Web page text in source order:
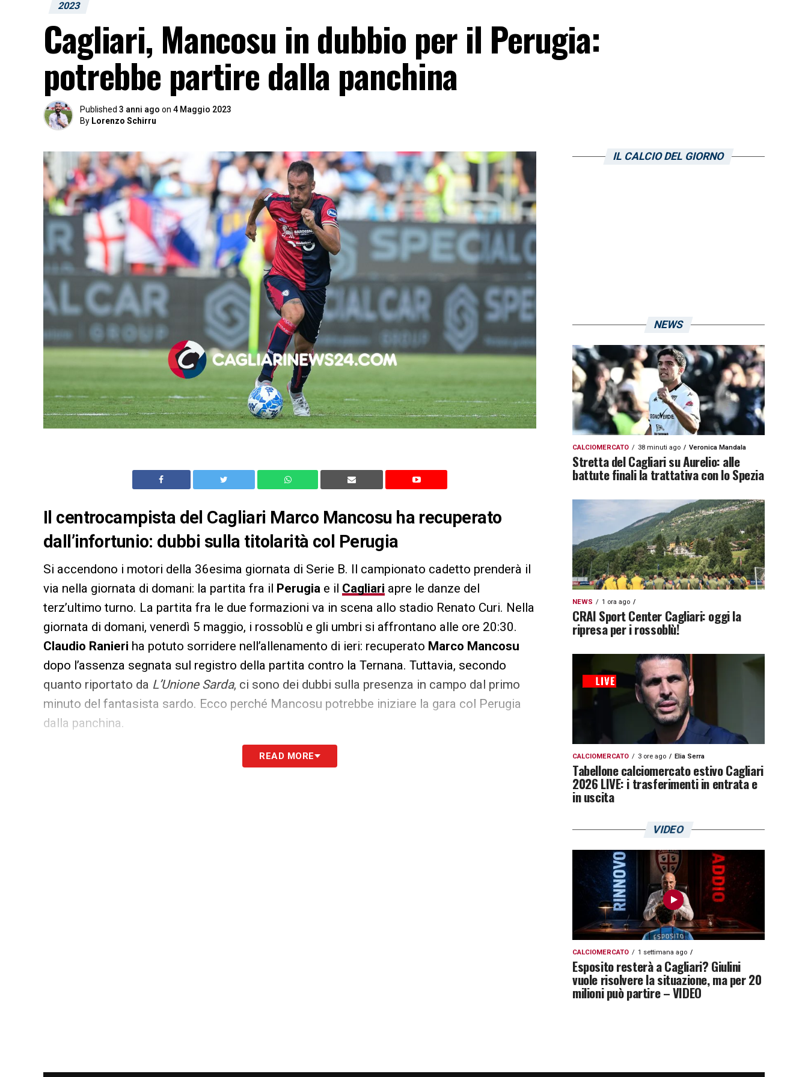
2023
Cagliari, Mancosu in dubbio per il Perugia:
potrebbe partire dalla panchina
Published 3 anni ago on 4 Maggio 2023
By Lorenzo Schirru
Il centrocampista del Cagliari Marco Mancosu ha recuperato
dall’infortunio: dubbi sulla titolarità col Perugia
Si accendono i motori della 36esima giornata di Serie B. Il campionato cadetto prenderà il
via nella giornata di domani: la partita fra il Perugia e il Cagliari apre le danze del
terz’ultimo turno. La partita fra le due formazioni va in scena allo stadio Renato Curi. Nella
giornata di domani, venerdì 5 maggio, i rossoblù e gli umbri si affrontano alle ore 20:30.
Claudio Ranieri ha potuto sorridere nell’allenamento di ieri: recuperato Marco Mancosu
dopo l’assenza segnata sul registro della partita contro la Ternana. Tuttavia, secondo
quanto riportato da L’Unione Sarda, ci sono dei dubbi sulla presenza in campo dal primo
minuto del fantasista sardo. Ecco perché Mancosu potrebbe iniziare la gara col Perugia
dalla panchina.
LA PLAYLIST DELLE NOSTRE TOP NEWSREAD MORE
IL CALCIO DEL GIORNO
NEWS
CALCIOMERCATO 38 minuti ago Veronica Mandala
Stretta del Cagliari su Aurelio: alle
battute finali la trattativa con lo Spezia
NEWS 1 ora ago
CRAI Sport Center Cagliari: oggi la
ripresa per i rossoblù!
CALCIOMERCATO 3 ore ago Elia Serra
Tabellone calciomercato estivo Cagliari
2026 LIVE: i trasferimenti in entrata e
in uscita
VIDEO
CALCIOMERCATO 1 settimana ago
Esposito resterà a Cagliari? Giulini
vuole risolvere la situazione, ma per 20
milioni può partire – VIDEO